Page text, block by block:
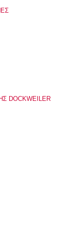
DOCKWEILER